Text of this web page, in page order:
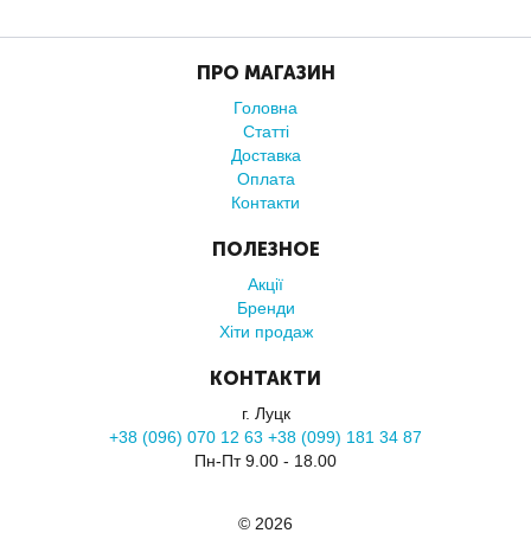
ПРО МАГАЗИН
Головна
Статті
Доставка
Оплата
Контакти
ПОЛЕЗНОЕ
Акції
Бренди
Хіти продаж
КОНТАКТИ
г. Луцк
+38 (096) 070 12 63 +38 (099) 181 34 87
Пн-Пт 9.00 - 18.00
© 2026